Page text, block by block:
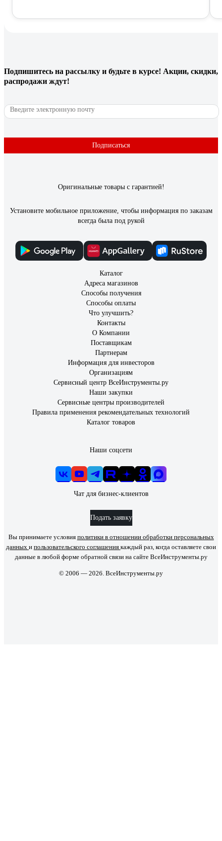
Подпишитесь на рассылку и будьте в курсе! Акции, скидки,
распродажи ждут!
Подписаться
Оригинальные товары с гарантией!
Установите мобильное приложение, чтобы информация по заказам
всегда была под рукой
Каталог
Адреса магазинов
Способы получения
Способы оплаты
Что улучшить?
Контакты
О Компании
Поставщикам
Партнерам
Информация для инвесторов
Организациям
Сервисный центр ВсеИнструменты.ру
Наши закупки
Сервисные центры производителей
Правила применения рекомендательных технологий
Каталог товаров
Наши соцсети
Чат для бизнес-клиентов
Подать заявку
Вы принимаете условия политики в отношении обработки персональных
данных и пользовательского соглашения каждый раз, когда оставляете свои
данные в любой форме обратной связи на сайте ВсеИнструменты.ру
© 2006 — 2026. ВсеИнструменты.ру